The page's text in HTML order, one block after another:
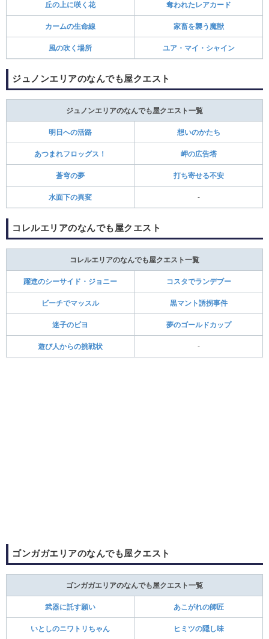
丘の上に咲く花 奪われたレアカード
カームの生命線 家畜を襲う魔獣
風の吹く場所 ユア・マイ・シャイン
ジュノンエリアのなんでも屋クエスト
ジュノンエリアのなんでも屋クエスト一覧
明日への活路 想いのかたち
あつまれフロッグス！ 岬の広告塔
蒼穹の夢 打ち寄せる不安
水面下の異変 -
コレルエリアのなんでも屋クエスト
コレルエリアのなんでも屋クエスト一覧
躍進のシーサイド・ジョニー コスタでランデブー
ビーチでマッスル 黒マント誘拐事件
迷子のピヨ 夢のゴールドカップ
遊び人からの挑戦状 -
ゴンガガエリアのなんでも屋クエスト
ゴンガガエリアのなんでも屋クエスト一覧
武器に託す願い あこがれの師匠
いとしのニワトリちゃん ヒミツの隠し味